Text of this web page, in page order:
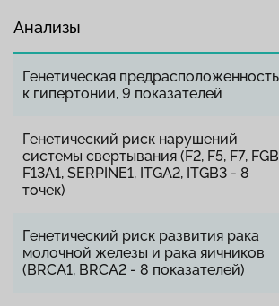
Анализы
Генетическая предрасположенность
к гипертонии, 9 показателей
Генетический риск нарушений
системы свертывания (F2, F5, F7,
F13A1, SERPINE1, ITGA2, ITGB3 - 8
точек)
Генетический риск развития рака
молочной железы и рака яичников
(BRCA1, BRCA2 - 8 показателей)